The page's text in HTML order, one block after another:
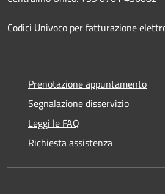
Codici Univoco per fatturazione
Prenotazione appuntamento
Segnalazione disservizio
Leggi le FAQ
Richiesta assistenza